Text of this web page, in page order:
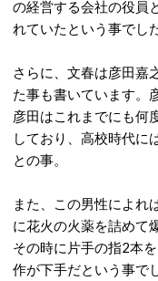
の経営する会社の役員
れていたという事でした
さらに、文春は彦田嘉
た事も書いています。
彦田はこれまでにも何
しており、高校時代に
との事。
また、この男性によれ
に花火の火薬を詰めて
その時に片手の指2本
作が下手だという事で